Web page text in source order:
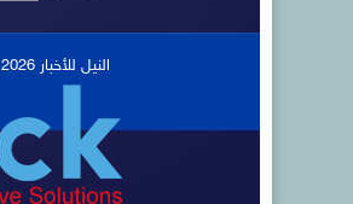
النيل للأخبار 2026 © جميع الحقوق محفوظة.